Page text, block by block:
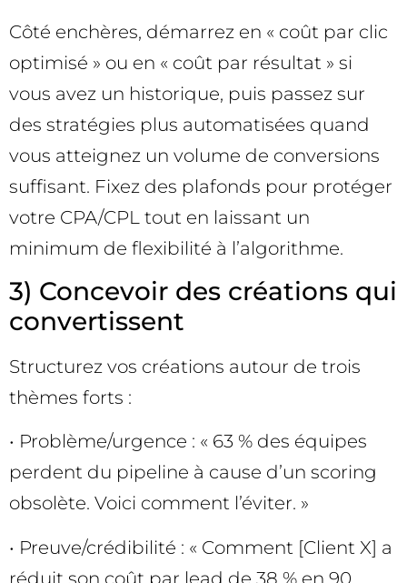
Côté enchères, démarrez en « coût par clic
optimisé » ou en « coût par résultat » si
vous avez un historique, puis passez sur
des stratégies plus automatisées quand
vous atteignez un volume de conversions
suffisant. Fixez des plafonds pour protéger
votre CPA/CPL tout en laissant un
minimum de flexibilité à l’algorithme.
3) Concevoir des créations qui
convertissent
Structurez vos créations autour de trois
thèmes forts :
• Problème/urgence : « 63 % des équipes
perdent du pipeline à cause d’un scoring
obsolète. Voici comment l’éviter. »
• Preuve/crédibilité : « Comment [Client X] a
réduit son coût par lead de 38 % en 90